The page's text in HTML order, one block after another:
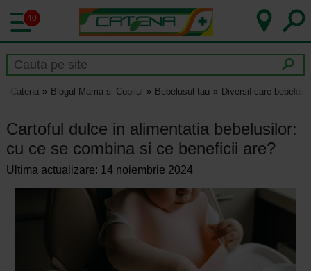
40
Catena Blogul Mama si Copilul Bebelusul tau Diversificare bebelusi
Cartoful dulce in alimentatia bebelusilor:
cu ce se combina si ce beneficii are?
Ultima actualizare: 14 noiembrie 2024